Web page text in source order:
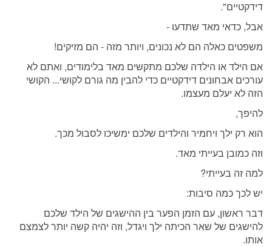
דידקטיים".
אבל, כדאי מאד שתדעו -
משפטים כאלה הם לא נכונים, ויותר מזה - הם מזיקים!
אם הילד או הילדה שלכם מתקשים מאד בלימודים, ואתם לא
עורכים אבחונים דידקטיים כדי להבין מה גורם לקושי... הקושי
הזה לא יעלם מעצמו.
להיפך,
הוא רק ילך ויחמיר והילדים שלכם ימשיכו לסבול מכך.
וזה כמובן בעייתי מאד.
למה זה בעייתי?
יש לכך כמה סיבות:
דבר ראשון, עם הזמן הפער בין ההישגים של הילד שלכם
להישגים של שאר הכיתה ילך ויגדל, וזה יהיה קשה יותר לצמצם
אותו.